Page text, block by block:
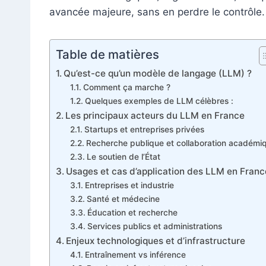
avancée majeure, sans en perdre le contrôle.
Table de matières
Qu’est-ce qu’un modèle de langage (LLM) ?
Comment ça marche ?
Quelques exemples de LLM célèbres :
Les principaux acteurs du LLM en France
Startups et entreprises privées
Recherche publique et collaboration
Le soutien de l’État
Usages et cas d’application des LLM en
Entreprises et industrie
Santé et médecine
Éducation et recherche
Services publics et administrations
Enjeux technologiques et d’infrastructure
Entraînement vs inférence